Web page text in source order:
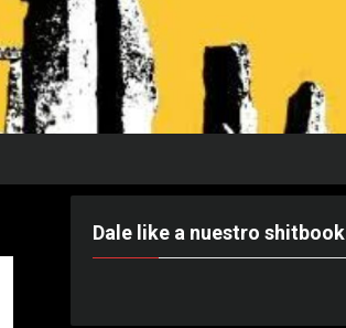
Dale like a nuestro shitbook